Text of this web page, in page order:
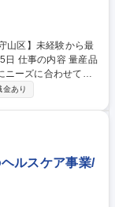
品
ニーズに合わせて仕
計業務を内製化す
ソフトでの設計
を行う電気技術課
：CATIAV5 ★先輩
に着けられる環境で
金あり
ルスケア事業/